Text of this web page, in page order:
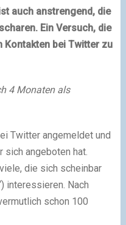
auch anstrengend, die
Ein Versuch, die
Kontakten bei Twitterzu
4 Monaten als
Twitter angemeldet und
sich angeboten hat.
die sich scheinbar
interessieren. Nach
schon 100